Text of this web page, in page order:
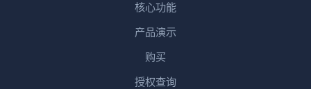
核心功能
产品演示
购买
授权查询